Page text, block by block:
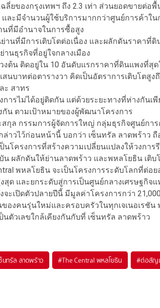
ลี่ยของกรุงเทพฯ ถึง 2.3 เท่า ส่วนยอดขายต่อ
และมีจำนวนผู้ใช้บริการมากกว่าศูนย์การค้าใน
นที่มีอำนาจในการซื้อสูง
านที่มีการเติบโตต่อเนื่อง และผลักดันราคาที่
านธุรกิจที่อยู่ใจกลางเมือง
ต้น ติดอยู่ใน 10 อันดับแรกราคาที่ดินแพงที่สุด
นบาทต่อตารางวา คิดเป็นอัตราการเติบโตสูง
ะ สาทร
การไม่ได้อยู่ติดกัน แต่ด้วยระยะทางที่ห่างกันเ
กัน ตามเป้าหมายของผู้พัฒนาโครงการ
ล กรรมการผู้จัดการใหญ่ กลุ่มธุรกิจศูนย์กา
าวไว้ก่อนหน้านี้ บอกว่า เซ็นทรัล ลาดพร้าว ถื
นโครงการที่สร้างความเปลี่ยนแปลงให้วงการ
น ผลักดันให้ย่านลาดพร้าว และพหลโยธิน เติบ
พหลโยธิน จะเป็นโครงการระดับโลกที่ต่อ
สุด และยกระดับสู่การเป็นศูนย์กลางเศรษฐกิจ
จะเปิดตัวปลายปีนี้ มีมูลค่าโครงการกว่า
องคนรุ่นใหม่และครอบครัวในทุกเจเนอเรชัน
นตัวเลขใกล้เคียงกันกับที่ เซ็นทรัล ลาดพร้าว
นทรัล ลาดพร้าว #The Central พหลโยธิน #ต่อสัญ